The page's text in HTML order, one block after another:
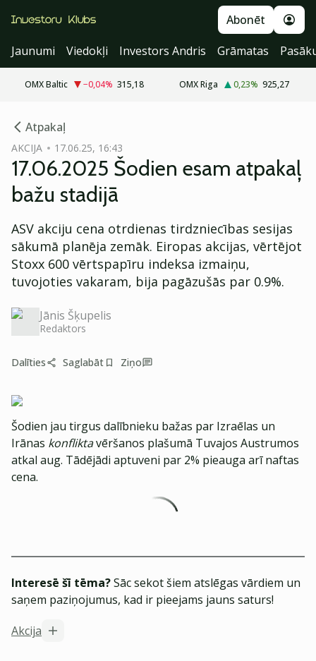
Abonēt
Jaunumi
Viedokļi Investors Andris Grāmatas
OMX Baltic −0,04% 315,18 OMX Riga 0,23% 925,27
Atpakaļ
AKCIJA 17.06.25, 16:43
17.06.2025 Šodien esam atpakaļ
bažu stadijā
ASV akciju cena otrdienas tirdzniecības sesijas
sākumā planēja zemāk. Eiropas akcijas, vērtējot
Stoxx 600 vērtspapīru indeksa izmaiņu,
tuvojoties vakaram, bija pagāzušās par 0.9%.
Jānis Šķupelis
Redaktors
Dalīties Saglabāt Ziņo
Šodien jau tirgus dalībnieku bažas par Izraēlas un
Irānas konfliktavēršanos plašumā Tuvajos Austrumos
atkal aug. Tādējādi aptuveni par 2% pieauga arī naftas
cena.
Interesē šī tēma?Sāc sekot šiem atslēgas vārdiem un
saņem paziņojumus, kad ir pieejams jauns saturs!
Akcija